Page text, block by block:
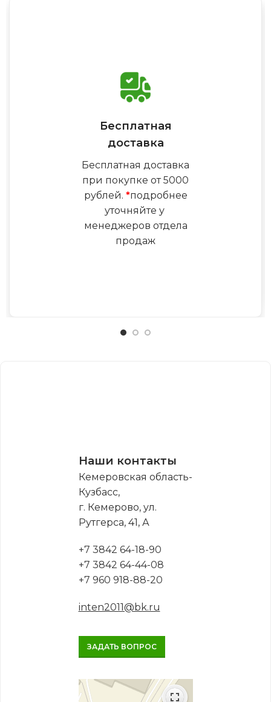
Бесплатная
доставка
Бесплатная доставка
при покупке от 5000
рублей. *подробнее
уточняйте у
менеджеров отдела
продаж
Наши контакты
Кемеровская область-
Кузбасс,
г. Кемерово, ул.
Рутгерса, 41, А
+7 3842 64-18-90
+7 3842 64-44-08
+7 960 918-88-20
inten2011@bk.ru
ЗАДАТЬ ВОПРОС